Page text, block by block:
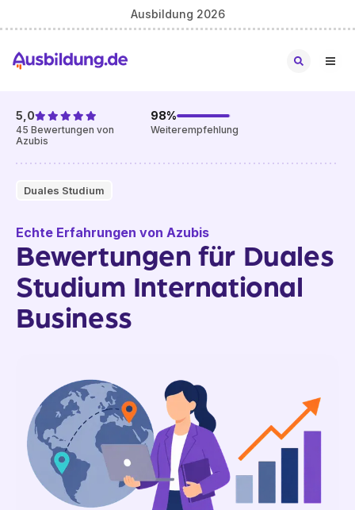
Ausbildung 2026
Duales Studium
5,0
45 Bewertungen von
Azubis
98%
Weiterempfehlung
Echte Erfahrungen von Azubis
Bewertungen für Duales
Studium International
Business